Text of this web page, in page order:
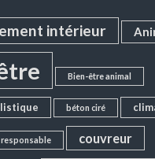
intérieur
Bien-être animal
béton ciré
couvreur